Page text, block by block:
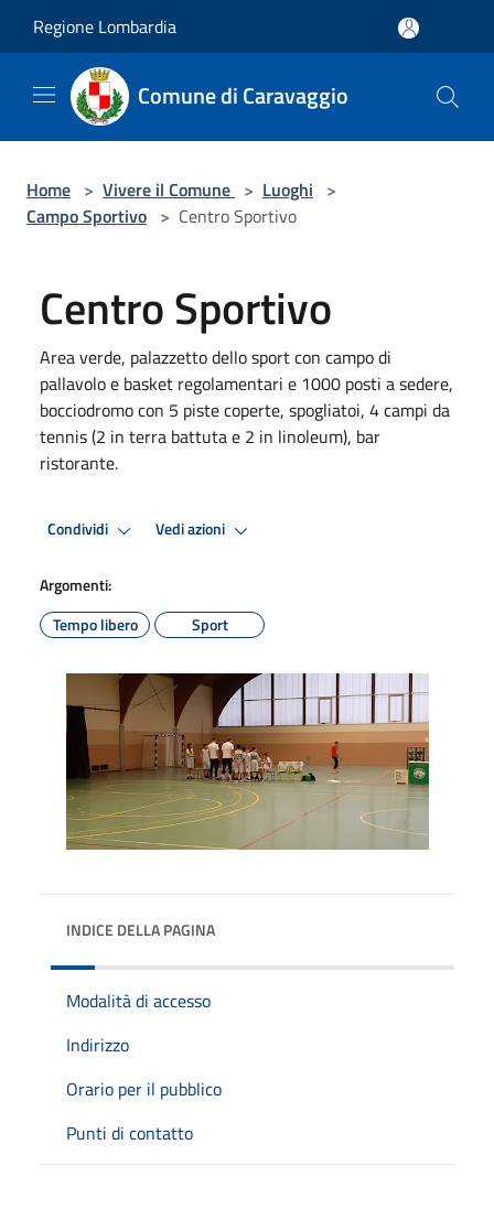
Regione Lombardia
Comune di Caravaggio
Home > Vivere il Comune > Luoghi >
Campo Sportivo > Centro Sportivo
Centro Sportivo
Area verde, palazzetto dello sport con campo di
pallavolo e basket regolamentari e 1000 posti a sedere,
bocciodromo con 5 piste coperte, spogliatoi, 4 campi da
tennis (2 in terra battuta e 2 in linoleum), bar
ristorante.
Condividi Vedi azioni
Argomenti:
Tempo libero
Sport
INDICE DELLA PAGINA
Modalità di accesso
Indirizzo
Orario per il pubblico
Punti di contatto